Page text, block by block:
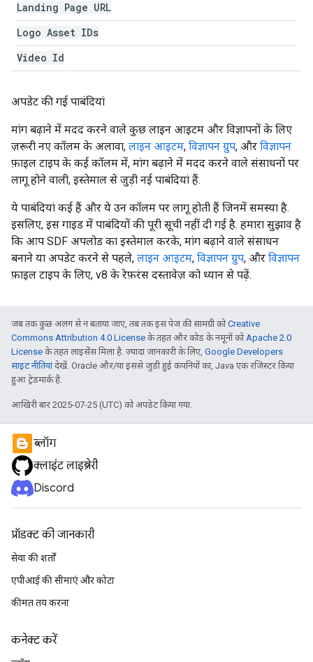
Landing Page URL
Logo Asset IDs
Video Id
अपडेट की गई पाबंदियां
मांग बढ़ाने में मदद करने वाले कुछ लाइन आइटम और विज्ञापनों के लिए
ज़रूरी नए कॉलम के अलावा, लाइन आइटम, विज्ञापन ग्रुप, और विज्ञापन
फ़ाइल टाइप के कई कॉलम में, मांग बढ़ाने में मदद करने वाले संसाधनों पर
लागू होने वाली, इस्तेमाल से जुड़ी नई पाबंदियां हैं.
ये पाबंदियां कई हैं और ये उन कॉलम पर लागू होती हैं जिनमें समस्या है.
इसलिए, इस गाइड में पाबंदियों की पूरी सूची नहीं दी गई है. हमारा सुझाव है
कि आप SDF अपलोड का इस्तेमाल करके, मांग बढ़ाने वाले संसाधन
बनाने या अपडेट करने से पहले, लाइन आइटम, विज्ञापन ग्रुप, और विज्ञापन
फ़ाइल टाइप के लिए, v8 के रेफ़रंस दस्तावेज़ को ध्यान से पढ़ें.
जब तक कुछ अलग से न बताया जाए, तब तक इस पेज की सामग्री कोCreative
Commons Attribution 4.0 License के तहत और कोड के नमूनों कोApache 2.0
License के तहत लाइसेंस मिला है. ज़्यादा जानकारी के लिए, Google Developers
साइट नीतियांदेखें. Oracle और/या इससे जुड़ी हुई कंपनियों का, Java एक रजिस्टर किया
हुआ ट्रेडमार्क है.
आखिरी बार 2025-07-25 (UTC) को अपडेट किया गया.
ब्लॉग
क्लाइंट लाइब्रेरी
Discord
प्रॉडक्ट की जानकारी
सेवा की शर्तों
एपीआई की सीमाएं और कोटा
कीमत तय करना
कनेक्ट करें